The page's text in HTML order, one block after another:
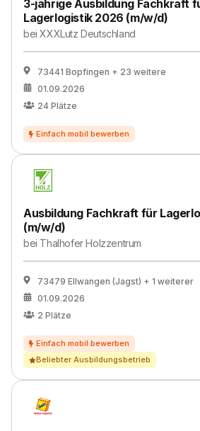
3-jährige Ausbildung Fachkraft
Lagerlogistik 2026 (m/w/d)
beiXXXLutz Deutschland
73441 Bopfingen + 23 weitere
01.09.2026
24 Plätze
Ausbildung Fachkraft für
(m/w/d)
bei Thalhofer Holzzentrum
73479 Ellwangen (Jagst) + 1 weiterer
01.09.2026
2 Plätze
Beliebter Ausbildungsbetrieb